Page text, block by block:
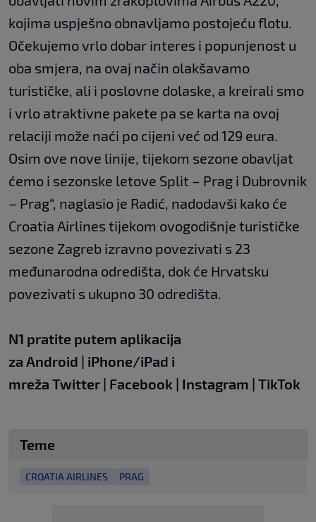
kojima uspješno obnavljamo postojeću flotu.
Očekujemo vrlo dobar interes i popunjenost u
oba smjera, na ovaj način olakšavamo
turističke, ali i poslovne dolaske, a kreirali smo
i vrlo atraktivne pakete pa se karta na ovoj
relaciji može naći po cijeni već od 129 eura.
Osim ove nove linije, tijekom sezone obavljat
ćemo i sezonske letove Split – Prag i Dubrovnik
– Prag“, naglasio je Radić, nadodavši kako će
Croatia Airlines tijekom ovogodišnje turističke
sezone Zagreb izravno povezivati s 23
međunarodna odredišta, dok će Hrvatsku
povezivati s ukupno 30 odredišta.
N1 pratite putem aplikacija
za Android | iPhone/iPad i
mreža Twitter | Facebook | Instagram | TikTok
Teme
CROATIA AIRLINES PRAG